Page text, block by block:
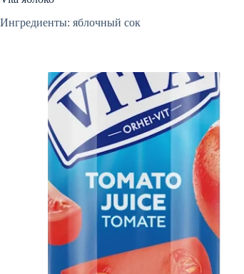
Ингредиенты: яблочный сок